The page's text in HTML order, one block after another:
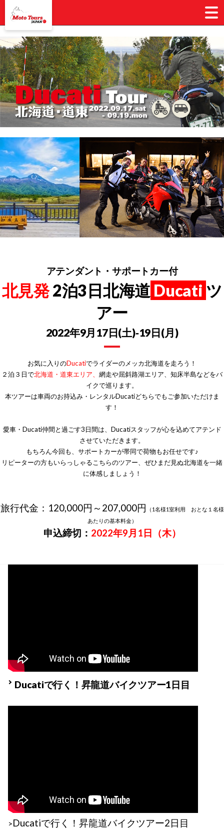
アテンダント・サポートカー付
北見発2泊3日北海道 Ducati ツ
アー
2022年9月17日(土)‐19日(月)
お気に入りのDucatiでライダーのメッカ北海道を走ろう！
２泊３日で北海道・道東エリア、 網走や屈斜路湖エリア、知床半島などをバ
イクで巡ります。
本ツアーは車両のお持込み・レンタルDucatiどちらでもご参加いただけま
す！
愛車・Ducati仲間と過ごす3日間は、Ducatiスタッフが心を込めてアテンド
させていただきます。
もちろん今回も、サポートカーが帯同で荷物もお任せです♪
リピーターの方もいらっしゃるこちらのツアー、ぜひまだ見ぬ北海道を一緒
に体感しましょう！
旅行代金：120,000円～207,000円
（1名様1室利用 おとな１名様
あたりの基本料金）
申込締切： 2022年9月1日（木）
Ducatiで行く！昇龍道バイクツアー1日目
>Ducatiで行く！昇龍道バイクツアー2日目